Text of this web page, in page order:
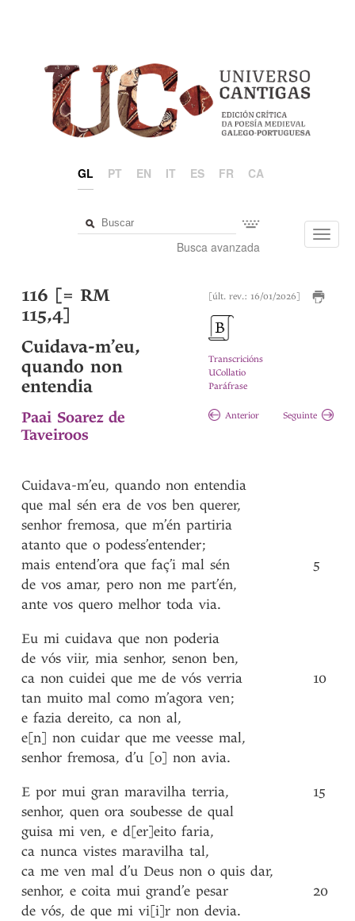
GL PT EN IT ES FR CA
Busca avanzada
[últ. rev.: 16/01/2026]
Transcricións
UCollatio
Paráfrase
Anterior Seguinte
116 [= RM
115,4]
Cuidava-m’eu,
quando non
entendia
Paai Soarez de
Taveiroos
Cuidava-m’eu, quando non entendia
que mal sén era de vos ben querer,
senhor fremosa, que m’én partiria
atanto que o podess’entender;
mais entend’ora que faç’i mal sén
de vos amar, pero non me part’én,
ante vos quero melhor toda via.
Eu mi cuidava que non poderia
de vós viir, mia senhor, senon ben,
ca non cuidei que me de vós verria
tan muito mal como m’agora ven;
e fazia dereito, ca non al,
e[n] non cuidar que me veesse mal,
senhor fremosa, d’u [o] non avia.
E por mui gran maravilha terria,
senhor, quen ora soubesse de qual
guisa mi ven, e d[er]eito faria,
ca nunca vistes maravilha tal,
ca me ven mal d’u Deus non o quis dar,
senhor, e coita mui grand’e pesar
de vós, de que mi vi[i]r non devia.
5
10
15
20